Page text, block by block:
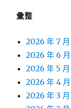
彙整
2026 年 7 月
2026 年 6 月
2026 年 5 月
2026 年 4 月
2026 年 3 月